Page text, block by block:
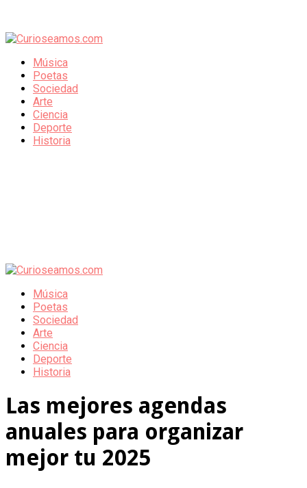
Música
Poetas
Sociedad
Arte
Ciencia
Deporte
Historia
Música
Poetas
Sociedad
Arte
Ciencia
Deporte
Historia
Las mejores agendas
anuales para organizar
mejor tu 2025